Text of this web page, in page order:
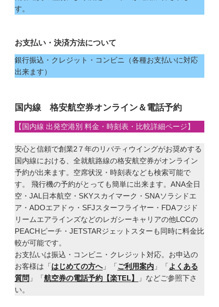
す。
お支払い・決済方法について
銀行振込・クレジット・コンビニ（各種お支払いに対応
出来ます）
国内線 格安航空券オンライン＆電話予約
【国内線 出発空港別 料金・時刻表・比較詳細ページ】
安心と信頼で創業2７年のリバティウイングがお奨めする
国内線における、全就航路線の格安航空券がオンライン
予約が出来ます。空席状況・時刻表なども検索可能で
す。 飛行機の予約がとっても簡単に出来ます。ANA全日
空・JAL日本航空・SKYスカイマーク・SNAソラシドエ
ア・ADOエアドゥ・SFJスターフライヤー・FDAフジド
リームエアラインズなどのレガシーキャリアの他LCCの
PEACHピーチ・JETSTARジェットスターも同時に料金比
較が可能です。
お支払いは振込・コンビニ・クレジット対応。お申込の
お客様は「はじめての方へ」「ご利用案内 」「よくある
質問 」「航空券の電話予約【楽TEL】
」などご参照下さ
い。